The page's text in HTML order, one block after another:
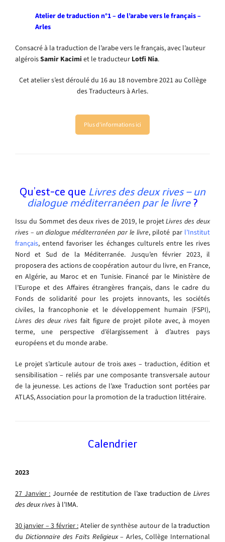
Atelier de traduction n°1 – de l’arabe vers le français –
Arles
Consacré à la traduction de l’arabe vers le français, avec l’auteur
algéroisSamir Kacimi et le traducteur Lotfi Nia.
Cet atelier s’est déroulé du 16 au 18 novembre 2021 au Collège
des Traducteurs à Arles.
Plus d'informations ici
Qu’est-ce que Livres des deux rives – un
dialogue méditerranéen par le livre?
Issu du Sommet des deux rives de 2019, le projetLivres des deux
rives – un dialogue méditerranéen par le livre, piloté par l’Institut
français, entend favoriser les échanges culturels entre les rives
Nord et Sud de la Méditerranée. Jusqu’en février 2023, il
proposera des actions de coopération autour du livre, en France,
en Algérie, au Maroc et en Tunisie. Financé par le Ministère de
l’Europe et des Affaires étrangères français, dans le cadre du
Fonds de solidarité pour les projets innovants, les sociétés
civiles, la francophonie et le développement humain (FSPI),
Livres des deux rives fait figure de projet pilote avec, à moyen
terme, une perspective d’élargissement à d’autres pays
européens et du monde arabe.
Le projet s’articule autour de trois axes – traduction, édition et
sensibilisation – reliés par une composante transversale autour
de la jeunesse. Les actions de l’axe Traduction sont portées par
ATLAS, Association pour la promotion de la traduction littéraire.
Calendrier
2023
27 Janvier : Journée de restitution de l’axe traduction deLivres
des deux rives à l’IMA.
30 janvier – 3 février : Atelier de synthèse autour de latraduction
du Dictionnaire des Faits Religieux– Arles, Collège International